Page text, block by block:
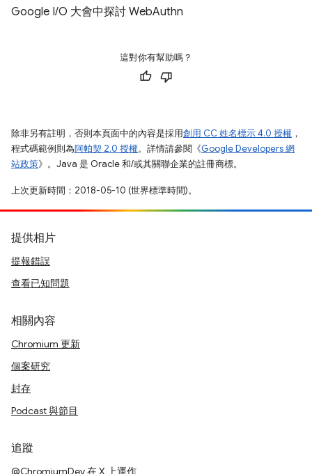
Google I/O 大會中探討 WebAuthn
這對你有幫助嗎？
除非另有註明，否則本頁面中的內容是採用創用 CC 姓名標示 4.0 授權 ，
程式碼範例則為阿帕契 2.0 授權。詳情請參閱《Google Developers 網
站政策》。Java 是 Oracle 和/或其關聯企業的註冊商標。
上次更新時間：2018-05-10 (世界標準時間)。
提供相片
提報錯誤
查看已知問題
相關內容
Chromium 更新
個案研究
封存
Podcast 與節目
追蹤
@ChromiumDev 在 X 上運作